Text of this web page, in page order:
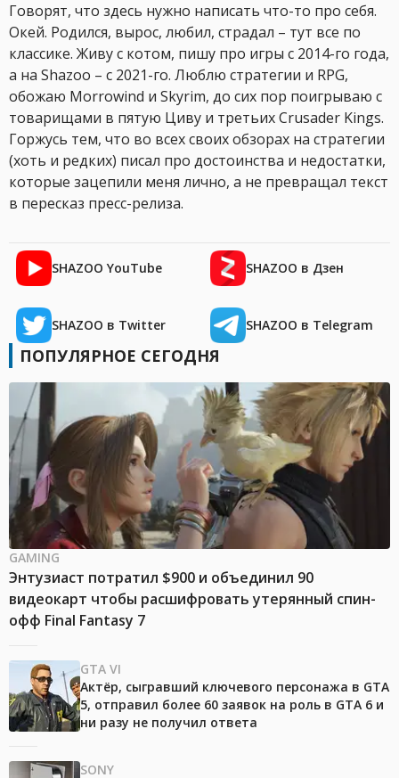
Говорят, что здесь нужно написать что-то про себя.
Окей. Родился, вырос, любил, страдал – тут все по
классике. Живу с котом, пишу про игры с 2014-го года,
а на Shazoo – с 2021-го. Люблю стратегии и RPG,
обожаю Morrowind и Skyrim, до сих пор поигрываю с
товарищами в пятую Циву и третьих Crusader Kings.
Горжусь тем, что во всех своих обзорах на стратегии
(хоть и редких) писал про достоинства и недостатки,
которые зацепили меня лично, а не превращал текст
в пересказ пресс-релиза.
SHAZOO YouTube SHAZOO в Дзен
SHAZOO в Twitter SHAZOO в Telegram
ПОПУЛЯРНОЕ СЕГОДНЯ
GAMING
Энтузиаст потратил $900 и объединил 90
видеокарт чтобы расшифровать утерянный спин-
офф Final Fantasy 7
GTA VI
Актёр, сыгравший ключевого персонажа в GTA
5, отправил более 60 заявок на роль в GTA 6 и
ни разу не получил ответа
SONY